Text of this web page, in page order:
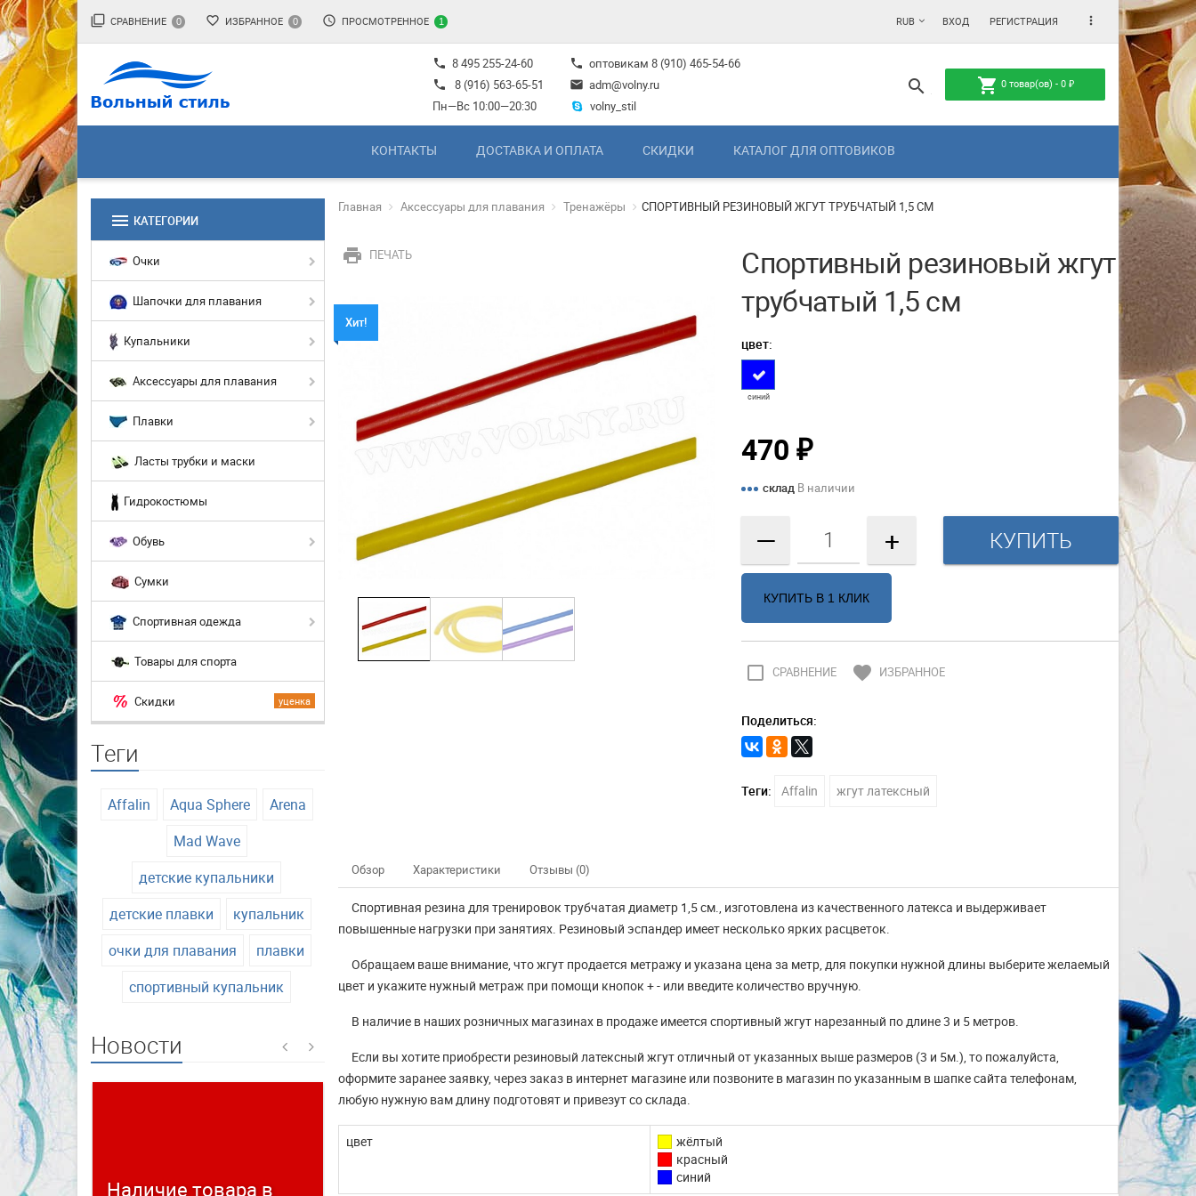
filter_none СРАВНЕНИЕ 0 favorite_border ИЗБРАННОЕ 0 access_time ПРОСМОТРЕННОЕ 1 RUB ВХОД РЕГИСТРАЦИЯ more_vert
phone 8 495 255-24-60
phone
8 (916) 563-65-51
Пн—Вс 10:00—20:30
phone оптовикам 8 (910) 465-54-66
mail adm@volny.ru
volny_stil
search shopping_cart 0товар(ов) - 0 ₽
КОНТАКТЫ ДОСТАВКА И ОПЛАТА СКИДКИ КАТАЛОГ ДЛЯ ОПТОВИКОВ
menu КАТЕГОРИИ
Очки
Шапочки для плавания
Купальники
Аксессуары для плавания
Плавки
Ласты трубки и маски
Гидрокостюмы
Обувь
Сумки
Спортивная одежда
Товары для спорта
уценка
Скидки
Теги
Affalin Aqua Sphere
Arena
Mad Wave
детские купальники
детские плавки
купальник
очки для плавания
плавки
спортивный купальник
Новости
Наличие товара в
Временно не доступны
Наш интернет магазин
шапочек для плавания
Главная Аксессуары для плавания Тренажёры СПОРТИВНЫЙ РЕЗИНОВЫЙ ЖГУТ ТРУБЧАТЫЙ 1,5 СМ
print ПЕЧАТЬ
Хит!
Спортивный резиновый жгут
трубчатый 1,5 см
цвет:
синий
470₽
склад В наличии
— +
КУПИТЬ В 1 КЛИК
check_box_outline_blank СРАВНЕНИЕ favorite ИЗБРАННОЕ
Поделиться:
Теги: Affalin жгут латексный
Обзор Характеристики Отзывы (0)
Спортивная резина для тренировок трубчатая диаметр 1,5 см., изготовлена из качественного латекса и выдерживает
повышенные нагрузки при занятиях. Резиновый эспандер имеет несколько ярких расцветок.
Обращаем ваше внимание, что жгут продается метражу и указана цена за метр, для покупки нужной длины выберите желаемый
цвет и укажите нужный метраж при помощи кнопок + - или введите количество вручную.
В наличие в наших розничных магазинах в продаже имеется спортивный жгут нарезанный по длине 3 и 5 метров.
Если вы хотите приобрести резиновый латексный жгут отличный от указанных выше размеров (3 и 5м.), то пожалуйста,
оформите заранее заявку, через заказ в интернет магазине или позвоните в магазин по указанным в шапке сайта телефонам,
любую нужную вам длину подготовят и привезут со склада.
цвет
жёлтый
красный
синий